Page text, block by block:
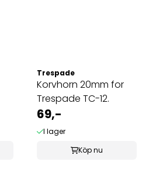
Trespade
Korvhorn 20mm for
Trespade TC-12.
69,-
I lager
Köp nu